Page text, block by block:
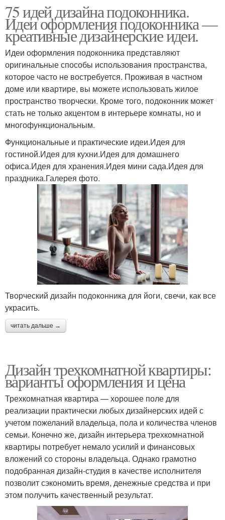
75 идей дизайна подоконника.
Идеи оформления подоконника —
креативные дизайнерские идеи.
Идеи оформления подоконника представляют
оригинальные способы использования пространства,
которое часто не востребуется. Проживая в частном
доме или квартире, вы можете использовать жилое
пространство творчески. Кроме того, подоконник может
стать не только акцентом в интерьере комнаты, но и
многофункциональным.
Функциональные и практические идеи.Идея для
гостиной.Идея для кухни.Идея для домашнего
офиса.Идея для хранения.Идея мини сада.Идея для
праздника.Галерея фото.
Творческий дизайн подоконника для йоги, свечи, как все
украсить.
читать дальше →
Дизайн трехкомнатной квартиры:
варианты оформления и цена
Трехкомнатная квартира — хорошее поле для
реализации практически любых дизайнерских идей с
учетом пожеланий владельца, пола и количества членов
семьи. Конечно же, дизайн интерьера трехкомнатной
квартиры потребует немало усилий и финансовых
вложений со стороны владельца. Однако грамотно
подобранная дизайн-студия в качестве исполнителя
позволит сэкономить время, денежные средства и при
этом получить качественный результат.